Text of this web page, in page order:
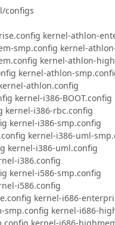
configs
kernel-athlon-
smp.config kernel-
kernel-athlon-
kernel-athlon-
athlon.config
kernel-i386-BOOT.config
kernel-i386-rbc.config
kernel-i386-smp.config
kernel-i386-uml-
kernel-i386-uml.config
i386.config
kernel-i586-smp.config
i586.config
kernel-i686-
smp.config kernel-i686-
kernel-i686-